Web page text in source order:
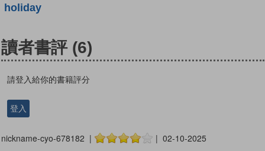
holiday
讀者書評 (6)
請登入給你的書籍評分
登入
nickname-cyo-678182 | | 02-10-2025